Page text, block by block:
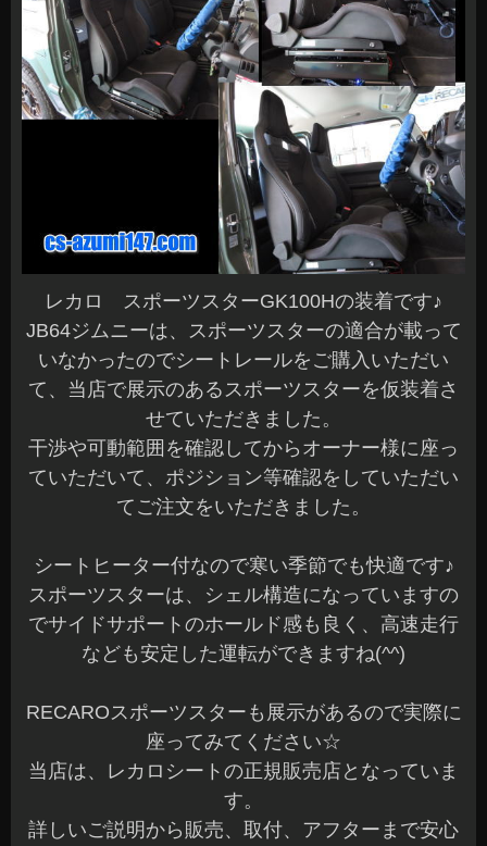
レカロ スポーツスターGK100Hの装着です♪
JB64ジムニーは、スポーツスターの適合が載って
いなかったのでシートレールをご購入いただい
て、当店で展示のあるスポーツスターを仮装着さ
せていただきました。
干渉や可動範囲を確認してからオーナー様に座っ
ていただいて、ポジション等確認をしていただい
てご注文をいただきました。
シートヒーター付なので寒い季節でも快適です♪
スポーツスターは、シェル構造になっていますの
でサイドサポートのホールド感も良く、高速走行
なども安定した運転ができますね(^^)
RECAROスポーツスターも展示があるので実際に
座ってみてください☆
当店は、レカロシートの正規販売店となっていま
す。
詳しいご説明から販売、取付、アフターまで安心